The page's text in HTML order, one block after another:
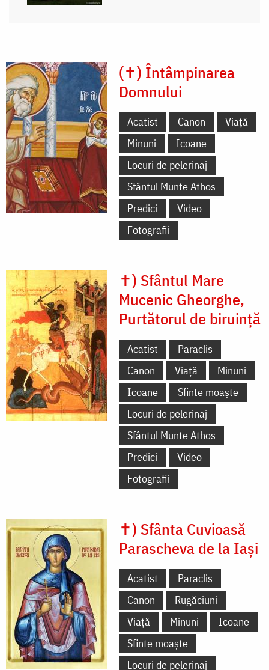
(✝) Întâmpinarea
Domnului
Acatist Canon
Viață
Minuni
Icoane
Locuri de pelerinaj
Sfântul Munte Athos
Predici
Video
Fotografii
✝) Sfântul Mare
Mucenic Gheorghe,
Purtătorul de biruință
Acatist
Paraclis
Canon
Viață
Minuni
Icoane
Sfinte moaște
Locuri de pelerinaj
Sfântul Munte Athos
Predici
Video
Fotografii
✝) Sfânta Cuvioasă
Parascheva de la Iași
Acatist
Paraclis
Canon
Rugăciuni
Viață
Minuni
Icoane
Sfinte moaște
Locuri de pelerinaj